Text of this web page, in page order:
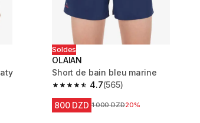
Soldes
OLAIAN
Short de bain bleu marine
4.7
4.7 out of 5 stars from 565 reviews
(565)
800 DZD Prix avant la réduction
1 000 DZD20%